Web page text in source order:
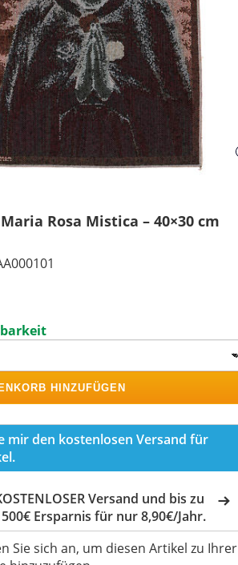
Rosa Mistica – 40×30 cm
HINZUFÜGEN
mir den kostenlosen Versand für
Versand und bis zu
Ersparnis für nur 8,90€/Jahr.
Sie sich an, um diesen Artikel zu Ihrer